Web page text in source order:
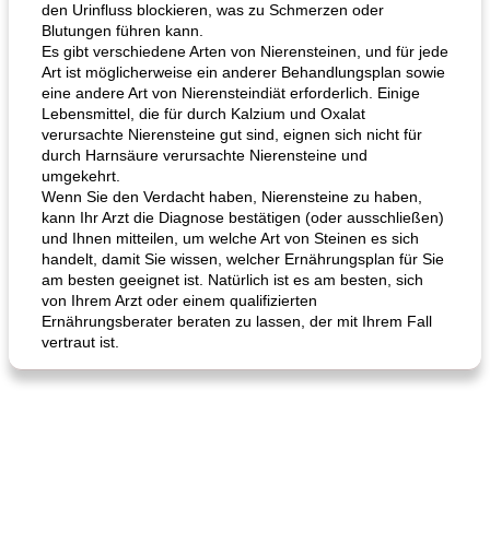
den Urinfluss blockieren, was zu Schmerzen oder
Blutungen führen kann.
Es gibt verschiedene Arten von Nierensteinen, und für jede
Art ist möglicherweise ein anderer Behandlungsplan sowie
eine andere Art von Nierensteindiät erforderlich. Einige
Lebensmittel, die für durch Kalzium und Oxalat
verursachte Nierensteine ​​gut sind, eignen sich nicht für
durch Harnsäure verursachte Nierensteine ​​und
umgekehrt.
Wenn Sie den Verdacht haben, Nierensteine ​​zu haben,
kann Ihr Arzt die Diagnose bestätigen (oder ausschließen)
und Ihnen mitteilen, um welche Art von Steinen es sich
handelt, damit Sie wissen, welcher Ernährungsplan für Sie
am besten geeignet ist. Natürlich ist es am besten, sich
von Ihrem Arzt oder einem qualifizierten
Ernährungsberater beraten zu lassen, der mit Ihrem Fall
vertraut ist.